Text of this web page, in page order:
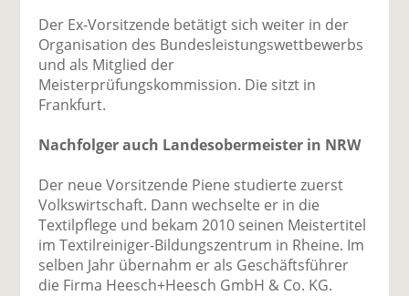
te
il
e
n
e
n
d
e
Der Ex-Vorsitzende betätigt sich weiter in der
Organisation des Bundesleistungswettbewerbs
und als Mitglied der
Meisterprüfungskommission. Die sitzt in
Frankfurt.
Nachfolger auch Landesobermeister in NRW
Der neue Vorsitzende Piene studierte zuerst
Volkswirtschaft. Dann wechselte er in die
Textilpflege und bekam 2010 seinen Meistertitel
im Textilreiniger-Bildungszentrum in Rheine. Im
selben Jahr übernahm er als Geschäftsführer
die Firma Heesch+Heesch GmbH & Co. KG.